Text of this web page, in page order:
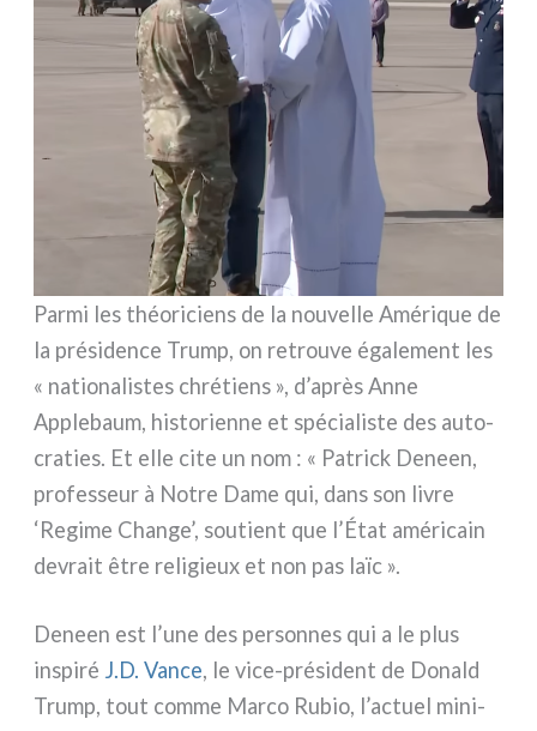
Parmi les théo­ri­ciens de la nou­vel­le Amérique de
la pré­si­den­ce Trump, on retrou­ve éga­le­ment les
« natio­na­li­stes chré­tiens », d’après Anne
Applebaum, histo­rien­ne et spé­cia­li­ste des auto­
cra­ties. Et elle cite un nom : « Patrick Deneen,
pro­fes­seur à Notre Dame qui, dans son livre
‘Regime Change’, sou­tient que l’État amé­ri­cain
devrait être reli­gieux et non pas laïc ».
Deneen est l’une des per­son­nes qui a le plus
inspi­ré J.D. Vance, le vice-président de Donald
Trump, tout com­me Marco Rubio, l’actuel mini­